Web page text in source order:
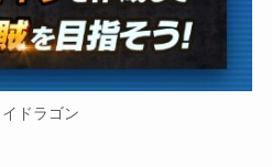
ドラゴン